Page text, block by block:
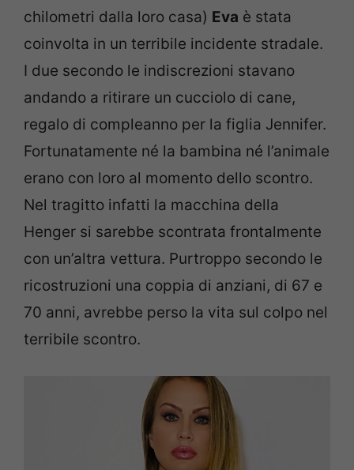
chilometri dalla loro casa) Eva è stata
coinvolta in un terribile incidente stradale.
I due secondo le indiscrezioni stavano
andando a ritirare un cucciolo di cane,
regalo di compleanno per la figlia Jennifer.
Fortunatamente né la bambina né l’animale
erano con loro al momento dello scontro.
Nel tragitto infatti la macchina della
Henger si sarebbe scontrata frontalmente
con un’altra vettura. Purtroppo secondo le
ricostruzioni una coppia di anziani, di 67 e
70 anni, avrebbe perso la vita sul colpo nel
terribile scontro.